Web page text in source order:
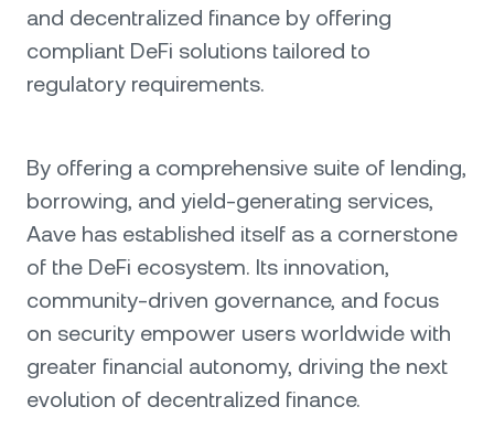
and decentralized finance by offering
compliant DeFi solutions tailored to
regulatory requirements.
By offering a comprehensive suite of lending,
borrowing, and yield-generating services,
Aave has established itself as a cornerstone
of the DeFi ecosystem. Its innovation,
community-driven governance, and focus
on security empower users worldwide with
greater financial autonomy, driving the next
evolution of decentralized finance.